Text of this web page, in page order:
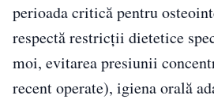
perioada critică pentru
respectă restricții dietetice
moi, evitarea presiunii
recent operate), igiena orală